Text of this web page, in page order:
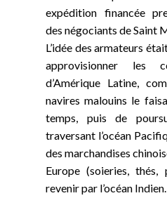
expédition financée
des négociants de Saint
L’idée des armateurs
approvisionner les
d’Amérique Latine,
navires malouins le
temps, puis de
traversant l’océan
des marchandises
Europe (soieries,
revenir par l’océan Indien.